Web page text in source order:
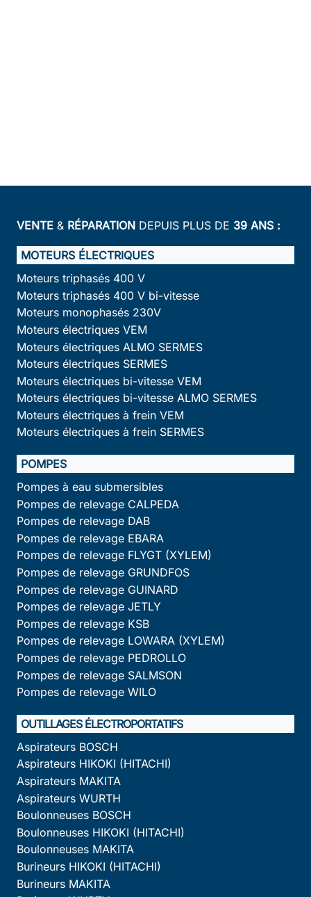
VENTE & RÉPARATION DEPUIS PLUS DE 39 ANS :
MOTEURS ÉLECTRIQUES
Moteurs triphasés 400 V
Moteurs triphasés 400 V bi-vitesse
Moteurs monophasés 230V
Moteurs électriques VEM
Moteurs électriques ALMO SERMES
Moteurs électriques SERMES
Moteurs électriques bi-vitesse VEM
Moteurs électriques bi-vitesse ALMO SERMES
Moteurs électriques à frein VEM
Moteurs électriques à frein SERMES
POMPES
Pompes à eau submersibles
Pompes de relevage CALPEDA
Pompes de relevage DAB
Pompes de relevage EBARA
Pompes de relevage FLYGT (XYLEM)
Pompes de relevage GRUNDFOS
Pompes de relevage GUINARD
Pompes de relevage JETLY
Pompes de relevage KSB
Pompes de relevage LOWARA (XYLEM)
Pompes de relevage PEDROLLO
Pompes de relevage SALMSON
Pompes de relevage WILO
OUTILLAGES ÉLECTROPORTATIFS
Aspirateurs BOSCH
Aspirateurs HIKOKI (HITACHI)
Aspirateurs MAKITA
Aspirateurs WURTH
Boulonneuses BOSCH
Boulonneuses HIKOKI (HITACHI)
Boulonneuses MAKITA
Burineurs HIKOKI (HITACHI)
Burineurs MAKITA